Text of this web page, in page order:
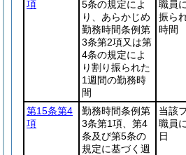
項
5条の規定によ
り、あらかじめ
勤務時間条例第
3条第2項又は第
4条の規定によ
り割り振られた
1週間の勤務時
間
職員
振ら
時間
第15条第4
項
勤務時間条例第
3条第1項、第4
条及び第5条の
規定に基づく週
当該
職員
日